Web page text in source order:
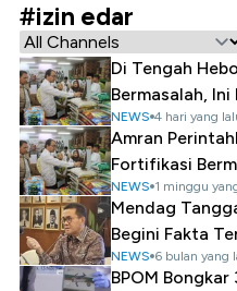
#izin edar
Di Tengah
Bermasalah,
NEWS 4 hari yang
Amran
Fortifikasi
NEWS 1 minggu
Mendag
Begini Fakta
NEWS 6 bulan yang
BPOM